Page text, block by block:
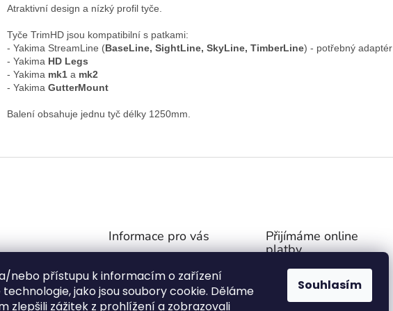
nebo přístupu k informacím o zařízení
jako jsou soubory cookie. Děláme
zlepšili zážitek z prohlížení a zobrazovali
Souhlasím
Atraktivní design a nízký profil tyče.
Tyče TrimHD jsou kompatibilní s patkami:
- Yakima StreamLine (BaseLine, SightLine, SkyLine, TimberLine) - potřebný adaptér
- Yakima HD Legs
- Yakima mk1 a mk2
- Yakima GutterMount
Balení obsahuje jednu tyč délky 1250mm.
Informace pro vás
Zásady ochrany soukromí
O NÁS
Přijímáme online
platby